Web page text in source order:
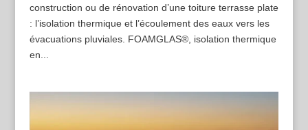
construction ou de rénovation d’une toiture terrasse plate
: l’isolation thermique et l’écoulement des eaux vers les
évacuations pluviales. FOAMGLAS®, isolation thermique
en...